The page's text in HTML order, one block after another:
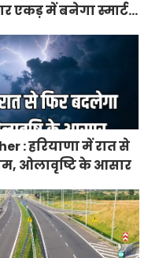
एकड़ में बनेगा स्मार्ट
: हरियाणा में रात से
ओलावृष्टि के आसार